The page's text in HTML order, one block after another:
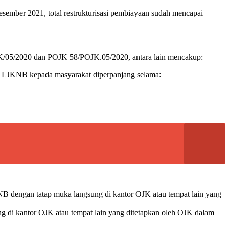
2021, total restrukturisasi pembiayaan sudah mencapai
05/2020 dan POJK 58/POJK.05/2020, antara lain mencakup:
kepada masyarakat diperpanjang selama:
dengan tatap muka langsung di kantor OJK atau tempat lain yang
di kantor OJK atau tempat lain yang ditetapkan oleh OJK dalam